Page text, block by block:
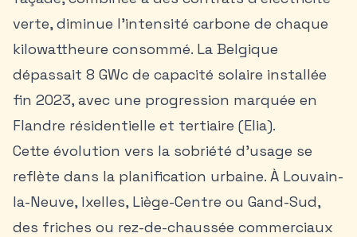
verte, diminue l’intensité carbone de chaque
kilowattheure consommé. La Belgique
dépassait 8 GWc de capacité solaire installée
fin 2023, avec une progression marquée en
Flandre résidentielle et tertiaire (Elia).
Cette évolution vers la sobriété d’usage se
reflète dans la planification urbaine. À Louvain-
la-Neuve, Ixelles, Liège-Centre ou Gand-Sud,
des friches ou rez-de-chaussée commerciaux